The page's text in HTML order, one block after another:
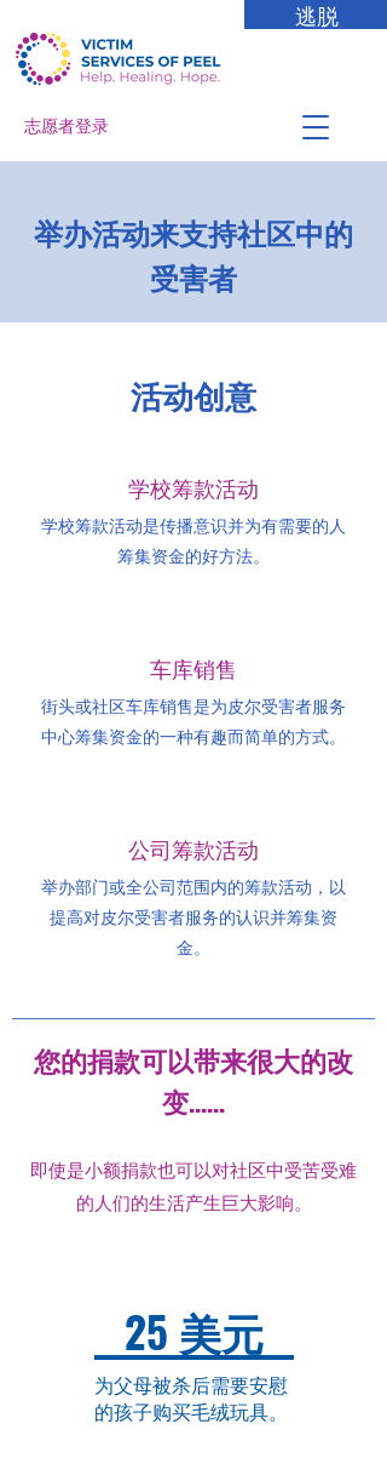
逃脱
志愿者登录
举办活动来支持社区中的
受害者
活动创意
学校筹款活动
学校筹款活动是传播意识并为有需要的人
筹集资金的好方法。
车库销售
街头或社区车库销售是为皮尔受害者服务
中心筹集资金的一种有趣而简单的方式。
公司筹款活动
举办部门或全公司范围内的筹款活动，以
提高对皮尔受害者服务的认识并筹集资
金。
您的捐款可以带来很大的改
变......
即使是小额捐款也可以对社区中受苦受难
的人们的生活产生巨大影响。
25 美元
为父母被杀后需要安慰
的孩子购买毛绒玩具。